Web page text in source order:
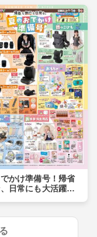
かけ準備号！帰省
日常にも大活躍ア